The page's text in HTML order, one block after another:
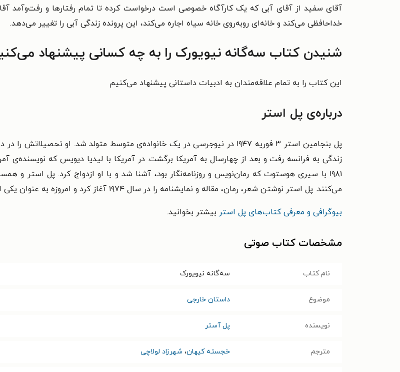
آقای سفید از آقای آبی که یک کارآگاه خصوصی است درخواست کرده تا تمام رفتارها و رفت‌وآمد
خداحافظی می‌کند و خانه‌ای روبه‌روی خانه سیاه اجاره می‌کند، این پرونده زندگی آبی را تغییر می‌دهد.
شنیدن کتاب سه‌گانه نیویورک را به چه کسانی پیشنهاد
این کتاب را به تمام علاقه‌مندان به ادبیات داستانی پیشنهاد می‌کنیم
درباره‌ی پل استر
پل بنجامین استر ۳ فوریه ۱۹۴۷ در نیوجرسی در یک خانواده‌ی متوسط متولد شد. او
زندگی به فرانسه رفت و بعد از چهارسال به آمریکا برگشت. در آمریکا با لیدیا دیویس که نویسنده‌ی
۱۹۸۱ با سیری هوستوت که رمان‌نویس و روزنامه‌نگار بود، آشنا شد و با او ازدواج کرد. پل استر و
می‌کنند. پل استر نوشتن شعر، رمان، مقاله و نمایشنامه را در سال ۱۹۷۴ آغاز کرد و امروزه به عنوان یکی از چهره‌های شاخص و سرشناس ادبیات آمریکا شناخته می‌شود.
بیوگرافی و معرفی کتاب‌های پل استر بیشتر بخوانید.
مشخصات کتاب صوتی
نام کتاب سه‌گانه نیویورک
موضوع داستان خارجی
نویسنده پل آستر
مترجم خجسته کیهان، شهرزاد لولاچی